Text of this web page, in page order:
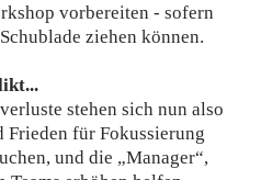
vorbereiten - sofern
ziehen können.
stehen sich nun also
Frieden für Fokussierung
und die „Manager“,